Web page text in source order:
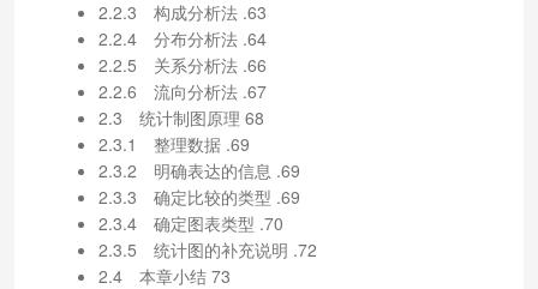
2.2.3 构成分析法 .63
2.2.4 分布分析法 .64
2.2.5 关系分析法 .66
2.2.6 流向分析法 .67
2.3 统计制图原理 68
2.3.1 整理数据 .69
2.3.2 明确表达的信息 .69
2.3.3 确定比较的类型 .69
2.3.4 确定图表类型 .70
2.3.5 统计图的补充说明 .72
2.4 本章小结 73